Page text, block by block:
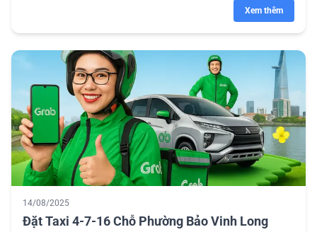
Xem thêm
14/08/2025
Đặt Taxi 4-7-16 Chỗ Phường Bảo Vinh Long